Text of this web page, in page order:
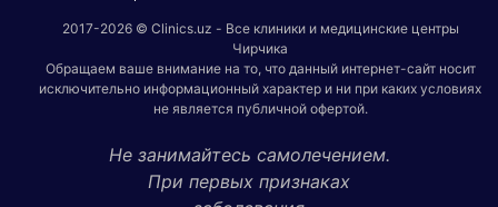
2017-2026 © Clinics.uz - Все клиники и медицинские центры
Чирчика
Обращаем ваше внимание на то, что данный интернет-сайт носит
исключительно информационный характер и ни при каких условиях
не является публичной офертой.
Не занимайтесь самолечением.
При первых признаках